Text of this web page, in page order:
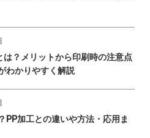
は？メリットから印刷時の注意点
わかりやすく解説
PP加工との違いや方法・応用ま